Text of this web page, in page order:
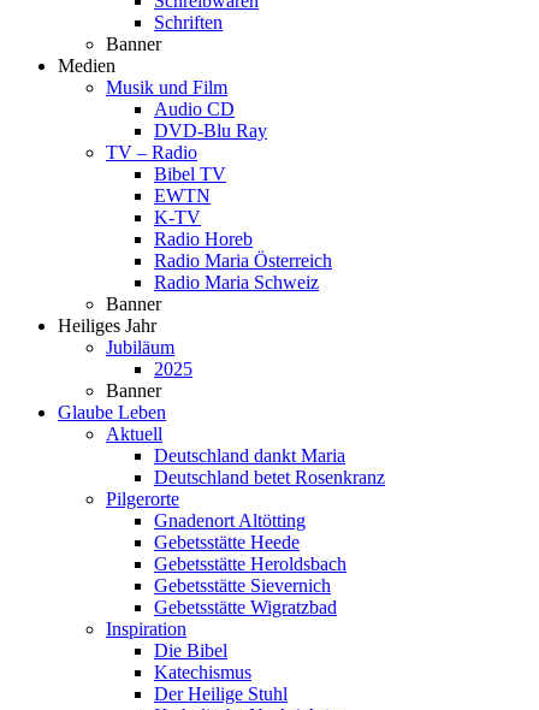
Schriften
Banner
Medien
Musik und Film
Audio CD
DVD-Blu Ray
TV – Radio
Bibel TV
EWTN
K-TV
Radio Horeb
Radio Maria Österreich
Radio Maria Schweiz
Banner
Heiliges Jahr
Jubiläum
2025
Banner
Glaube Leben
Aktuell
Deutschland dankt Maria
Deutschland betet Rosenkranz
Pilgerorte
Gnadenort Altötting
Gebetsstätte Heede
Gebetsstätte Heroldsbach
Gebetsstätte Sievernich
Gebetsstätte Wigratzbad
Inspiration
Die Bibel
Katechismus
Der Heilige Stuhl